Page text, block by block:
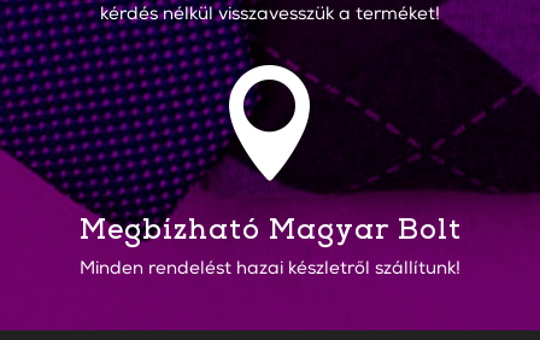
kérdés nélkül visszavesszük a terméket!

Megbízható Magyar Bolt
Minden rendelést hazai készletről szállítunk!